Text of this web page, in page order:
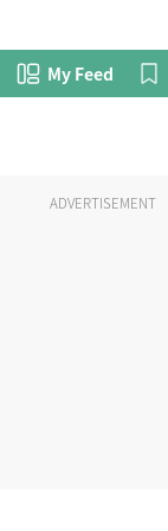
My Feed
ADVERTISEMENT